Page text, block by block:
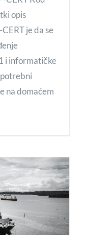
opis
je da se
i informatičke
na domaćem